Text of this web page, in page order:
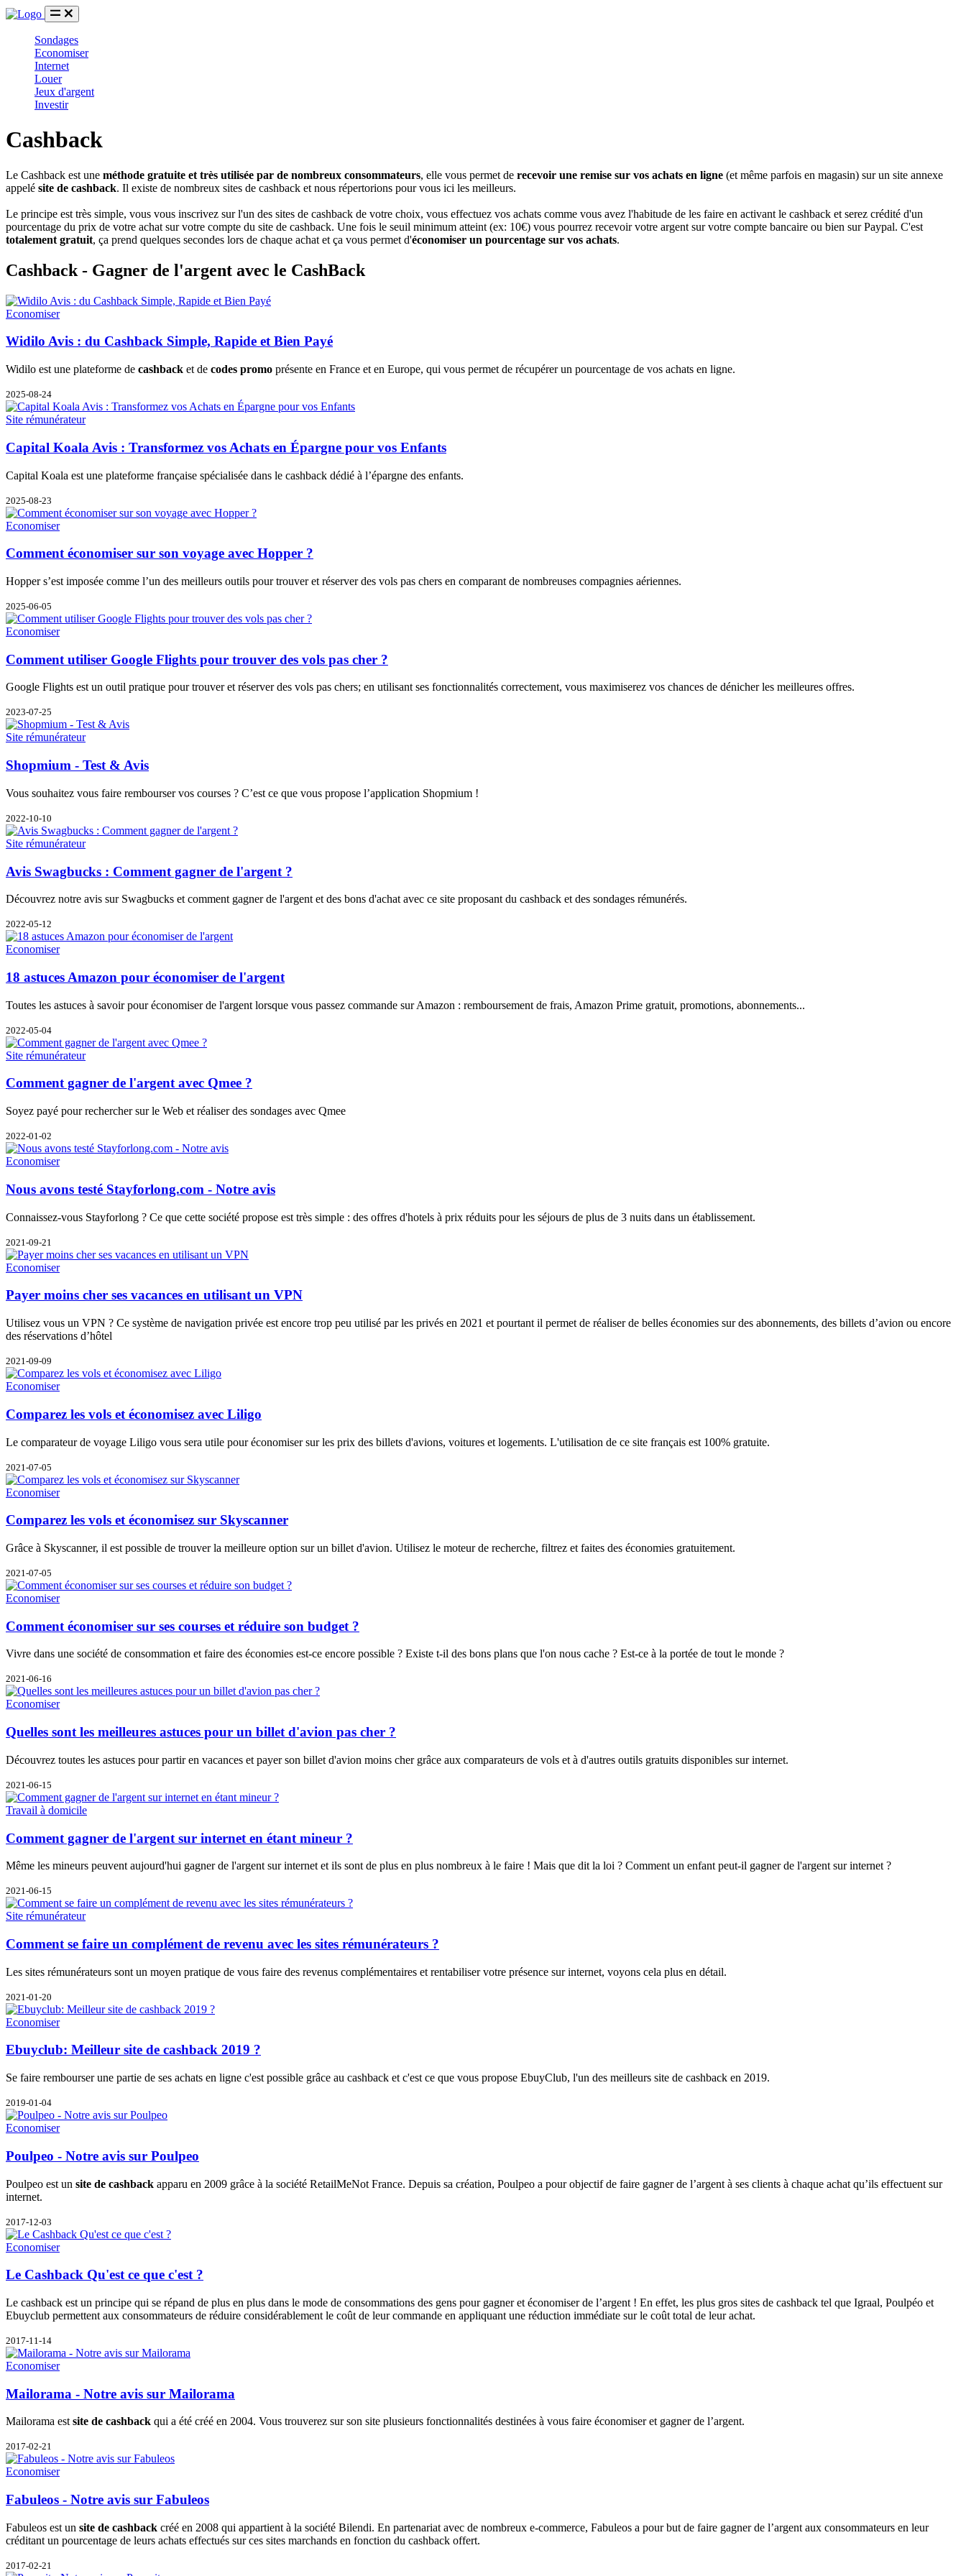
Sondages
Economiser
Internet
Louer
Jeux d'argent
Investir
Cashback
Le Cashback est une méthode gratuite et très utilisée par de nombreux consommateurs, elle vous permet de recevoir une remise sur vos achats en ligne (et même parfois en magasin) sur un site annexe
appelé site de cashback. Il existe de nombreux sites de cashback et nous répertorions pour vous ici les meilleurs.
Le principe est très simple, vous vous inscrivez sur l'un des sites de cashback de votre choix, vous effectuez vos achats comme vous avez l'habitude de les faire en activant le cashback et serez crédité d'un
pourcentage du prix de votre achat sur votre compte du site de cashback. Une fois le seuil minimum atteint (ex: 10€) vous pourrez recevoir votre argent sur votre compte bancaire ou bien sur Paypal. C'est
totalement gratuit, ça prend quelques secondes lors de chaque achat et ça vous permet d'économiser un pourcentage sur vos achats.
Cashback - Gagner de l'argent avec le CashBack
Economiser
Widilo Avis : du Cashback Simple, Rapide et Bien Payé
Widilo est une plateforme de cashback et de codes promo présente en France et en Europe, qui vous permet de récupérer un pourcentage de vos achats en ligne.
2025-08-24
Site rémunérateur
Capital Koala Avis : Transformez vos Achats en Épargne pour vos Enfants
Capital Koala est une plateforme française spécialisée dans le cashback dédié à l’épargne des enfants.
2025-08-23
Economiser
Comment économiser sur son voyage avec Hopper ?
Hopper s’est imposée comme l’un des meilleurs outils pour trouver et réserver des vols pas chers en comparant de nombreuses compagnies aériennes.
2025-06-05
Economiser
Comment utiliser Google Flights pour trouver des vols pas cher ?
Google Flights est un outil pratique pour trouver et réserver des vols pas chers; en utilisant ses fonctionnalités correctement, vous maximiserez vos chances de dénicher les meilleures offres.
2023-07-25
Site rémunérateur
Shopmium - Test & Avis
Vous souhaitez vous faire rembourser vos courses ? C’est ce que vous propose l’application Shopmium !
2022-10-10
Site rémunérateur
Avis Swagbucks : Comment gagner de l'argent ?
Découvrez notre avis sur Swagbucks et comment gagner de l'argent et des bons d'achat avec ce site proposant du cashback et des sondages rémunérés.
2022-05-12
Economiser
18 astuces Amazon pour économiser de l'argent
Toutes les astuces à savoir pour économiser de l'argent lorsque vous passez commande sur Amazon : remboursement de frais, Amazon Prime gratuit, promotions, abonnements...
2022-05-04
Site rémunérateur
Comment gagner de l'argent avec Qmee ?
Soyez payé pour rechercher sur le Web et réaliser des sondages avec Qmee
2022-01-02
Economiser
Nous avons testé Stayforlong.com - Notre avis
Connaissez-vous Stayforlong ? Ce que cette société propose est très simple : des offres d'hotels à prix réduits pour les séjours de plus de 3 nuits dans un établissement.
2021-09-21
Economiser
Payer moins cher ses vacances en utilisant un VPN
Utilisez vous un VPN ? Ce système de navigation privée est encore trop peu utilisé par les privés en 2021 et pourtant il permet de réaliser de belles économies sur des abonnements, des billets d’avion ou encore
des réservations d’hôtel
2021-09-09
Economiser
Comparez les vols et économisez avec Liligo
Le comparateur de voyage Liligo vous sera utile pour économiser sur les prix des billets d'avions, voitures et logements. L'utilisation de ce site français est 100% gratuite.
2021-07-05
Economiser
Comparez les vols et économisez sur Skyscanner
Grâce à Skyscanner, il est possible de trouver la meilleure option sur un billet d'avion. Utilisez le moteur de recherche, filtrez et faites des économies gratuitement.
2021-07-05
Economiser
Comment économiser sur ses courses et réduire son budget ?
Vivre dans une société de consommation et faire des économies est-ce encore possible ? Existe t-il des bons plans que l'on nous cache ? Est-ce à la portée de tout le monde ?
2021-06-16
Economiser
Quelles sont les meilleures astuces pour un billet d'avion pas cher ?
Découvrez toutes les astuces pour partir en vacances et payer son billet d'avion moins cher grâce aux comparateurs de vols et à d'autres outils gratuits disponibles sur internet.
2021-06-15
Travail à domicile
Comment gagner de l'argent sur internet en étant mineur ?
Même les mineurs peuvent aujourd'hui gagner de l'argent sur internet et ils sont de plus en plus nombreux à le faire ! Mais que dit la loi ? Comment un enfant peut-il gagner de l'argent sur internet ?
2021-06-15
Site rémunérateur
Comment se faire un complément de revenu avec les sites rémunérateurs ?
Les sites rémunérateurs sont un moyen pratique de vous faire des revenus complémentaires et rentabiliser votre présence sur internet, voyons cela plus en détail.
2021-01-20
Economiser
Ebuyclub: Meilleur site de cashback 2019 ?
Se faire rembourser une partie de ses achats en ligne c'est possible grâce au cashback et c'est ce que vous propose EbuyClub, l'un des meilleurs site de cashback en 2019.
2019-01-04
Economiser
Poulpeo - Notre avis sur Poulpeo
Poulpeo est un site de cashback apparu en 2009 grâce à la société RetailMeNot France. Depuis sa création, Poulpeo a pour objectif de faire gagner de l’argent à ses clients à chaque achat qu’ils effectuent sur
internet.
2017-12-03
Economiser
Le Cashback Qu'est ce que c'est ?
Le cashback est un principe qui se répand de plus en plus dans le mode de consommations des gens pour gagner et économiser de l’argent ! En effet, les plus gros sites de cashback tel que Igraal, Poulpéo et
Ebuyclub permettent aux consommateurs de réduire considérablement le coût de leur commande en appliquant une réduction immédiate sur le coût total de leur achat.
2017-11-14
Economiser
Mailorama - Notre avis sur Mailorama
Mailorama estsite de cashback qui a été créé en 2004. Vous trouverez sur son site plusieurs fonctionnalités destinées à vous faire économiser et gagner de l’argent.
2017-02-21
Economiser
Fabuleos - Notre avis sur Fabuleos
Fabuleos est un site de cashback créé en 2008 qui appartient à la société Bilendi. En partenariat avec de nombreux e-commerce, Fabuleos a pour but de faire gagner de l’argent aux consommateurs en leur
créditant un pourcentage de leurs achats effectués sur ces sites marchands en fonction du cashback offert.
2017-02-21